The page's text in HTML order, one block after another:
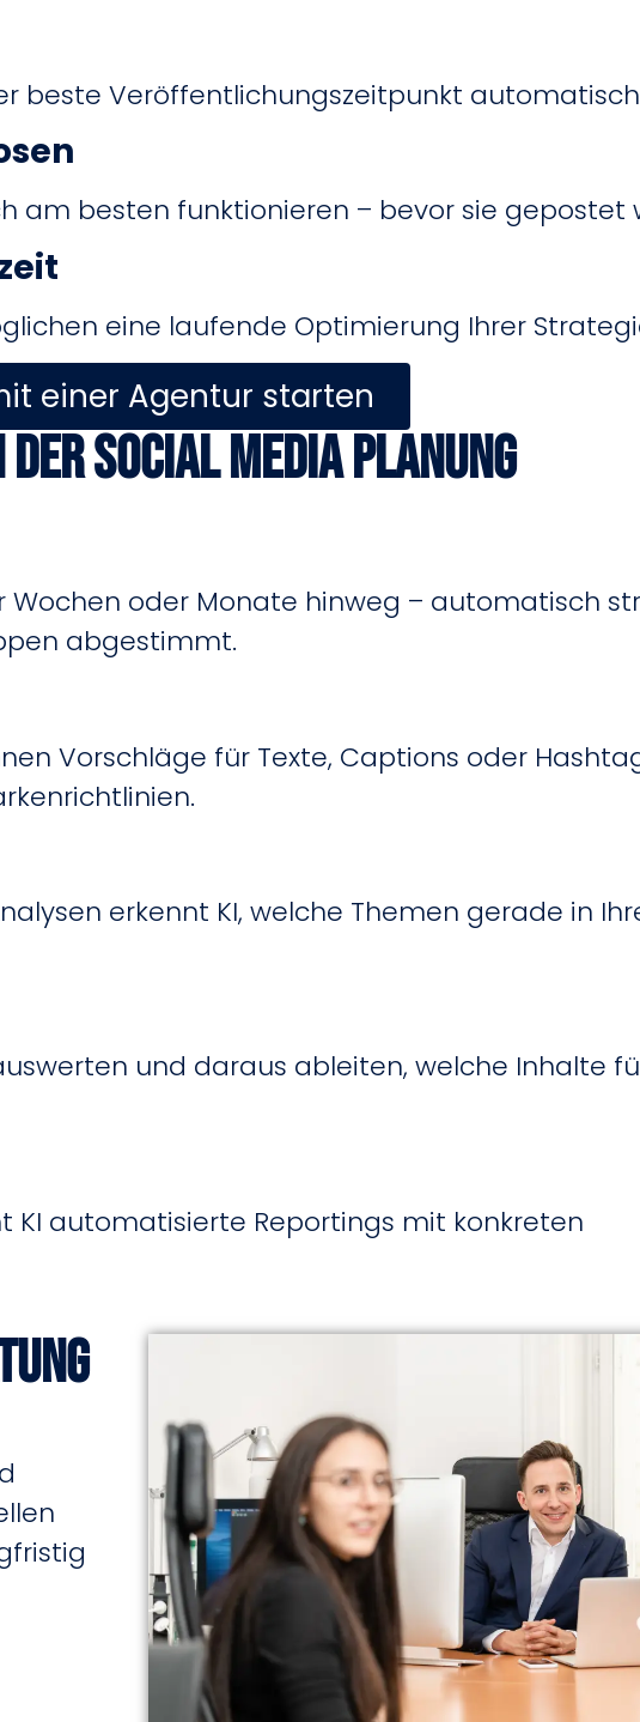
beste Veröffentlichungszeitpunkt
am besten funktionieren – bevor sie gepostet
eine laufende Optimierung Ihrer
einer Agentur starten
Social Media Planung
Wochen oder Monate hinweg – automatisch
abgestimmt.
Vorschläge für Texte, Captions oder
erkennt KI, welche Themen gerade in
und daraus ableiten, welche Inhalte
automatisierte Reportings mit konkreten